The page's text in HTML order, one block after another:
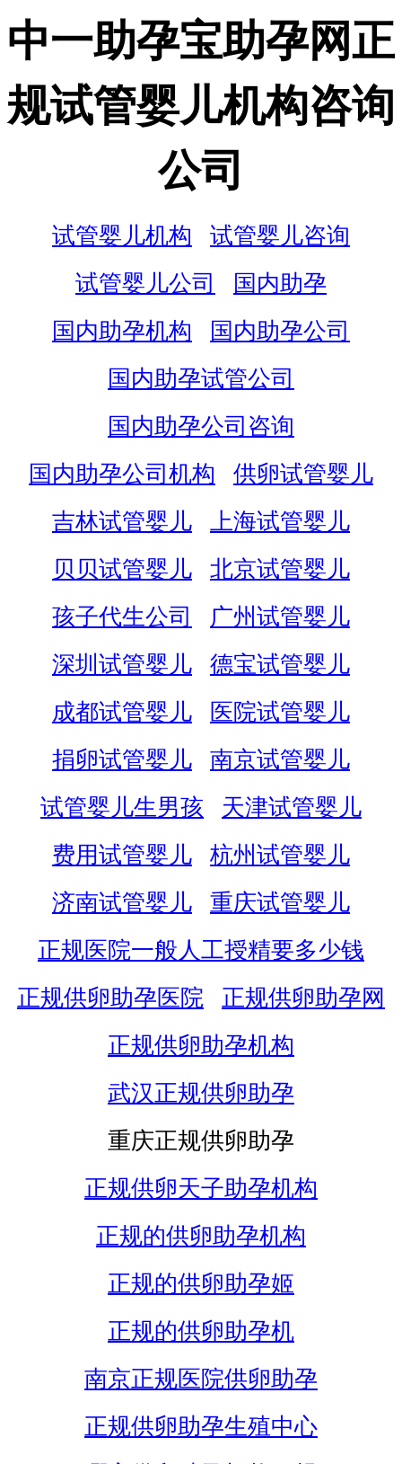
中一助孕宝助孕网正
规试管婴儿机构咨询
公司
试管婴儿机构
试管婴儿咨询
试管婴儿公司
国内助孕
国内助孕机构
国内助孕公司
国内助孕试管公司
国内助孕公司咨询
国内助孕公司机构
供卵试管婴儿
吉林试管婴儿
上海试管婴儿
贝贝试管婴儿
北京试管婴儿
孩子代生公司
广州试管婴儿
深圳试管婴儿
德宝试管婴儿
成都试管婴儿
医院试管婴儿
捐卵试管婴儿
南京试管婴儿
试管婴儿生男孩
天津试管婴儿
费用试管婴儿
杭州试管婴儿
济南试管婴儿
重庆试管婴儿
正规医院一般人工授精要多少钱
正规供卵助孕医院
正规供卵助孕网
正规供卵助孕机构
武汉正规供卵助孕
重庆正规供卵助孕
正规供卵天子助孕机构
正规的供卵助孕机构
正规的供卵助孕姬
正规的供卵助孕机
南京正规医院供卵助孕
正规供卵助孕生殖中心